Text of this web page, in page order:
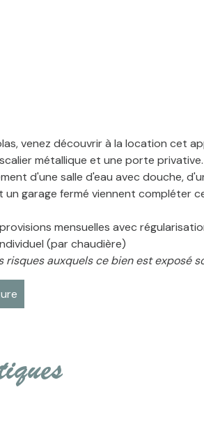
venez découvrir à la location cet
métallique et une porte
d'une salle d'eau avec douche,
un garage fermé viennent compléter
mensuelles avec
(par chaudière)
risques auxquels ce bien est exposé